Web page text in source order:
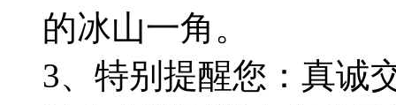
的冰山一角。
3、特别提醒您：真诚